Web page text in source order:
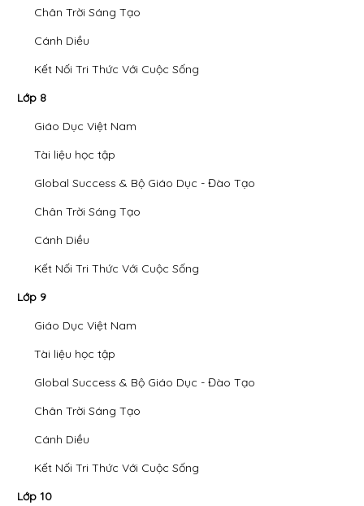
Chân Trời Sáng Tạo
Cánh Diều
Kết Nối Tri Thức Với Cuộc Sống
Lớp 8
Giáo Dục Việt Nam
Tài liệu học tập
Global Success & Bộ Giáo Dục - Đào Tạo
Chân Trời Sáng Tạo
Cánh Diều
Kết Nối Tri Thức Với Cuộc Sống
Lớp 9
Giáo Dục Việt Nam
Tài liệu học tập
Global Success & Bộ Giáo Dục - Đào Tạo
Chân Trời Sáng Tạo
Cánh Diều
Kết Nối Tri Thức Với Cuộc Sống
Lớp 10